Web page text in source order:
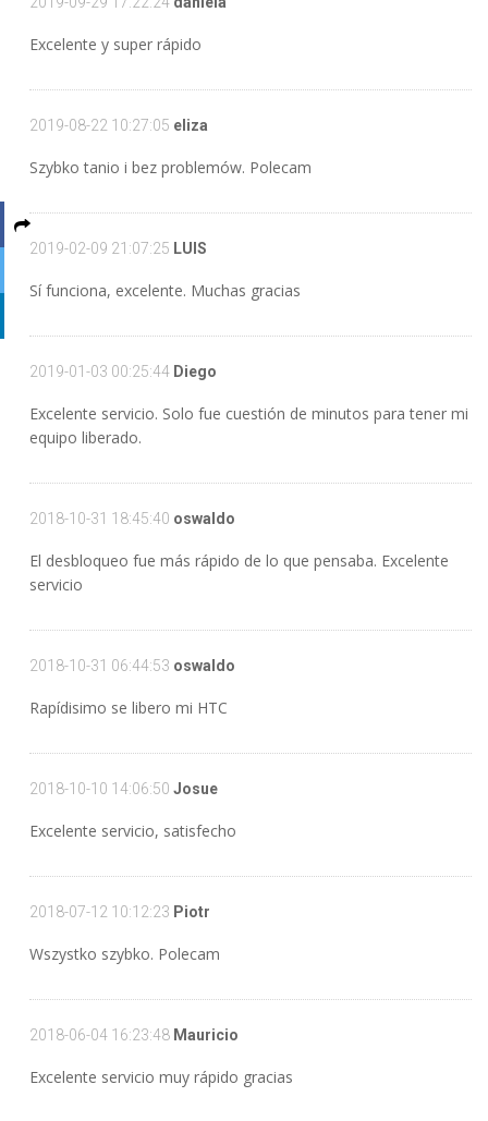
Excelente y super rápido
2019-08-22 10:27:05 eliza
Szybko tanio i bez problemów. Polecam
2019-02-09 21:07:25 LUIS
Sí funciona, excelente. Muchas gracias
2019-01-03 00:25:44 Diego
Excelente servicio. Solo fue cuestión de minutos para tener mi
equipo liberado.
2018-10-31 18:45:40 oswaldo
El desbloqueo fue más rápido de lo que pensaba. Excelente
servicio
2018-10-31 06:44:53 oswaldo
Rapídisimo se libero mi HTC
2018-10-10 14:06:50 Josue
Excelente servicio, satisfecho
2018-07-12 10:12:23 Piotr
Wszystko szybko. Polecam
2018-06-04 16:23:48 Mauricio
Excelente servicio muy rápido gracias